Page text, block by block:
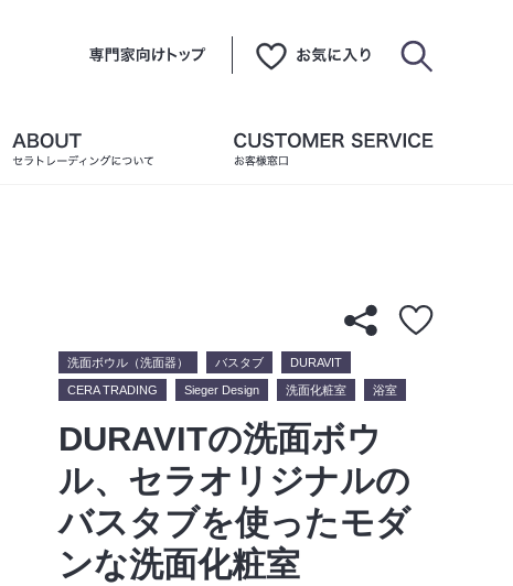
洗面ボウル（洗面器） バスタブ DURAVIT
CERA TRADING Sieger Design 洗面化粧室 浴室
DURAVITの洗面ボウ
ル、セラオリジナルの
バスタブを使ったモダ
ンな洗面化粧室